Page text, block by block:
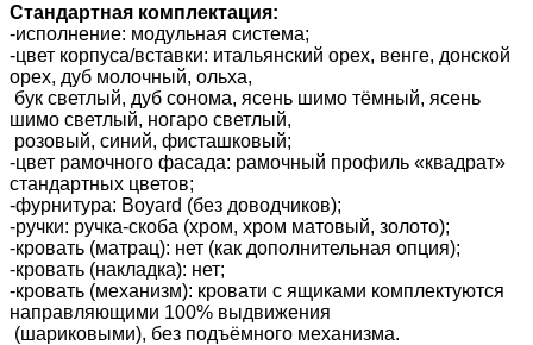
Стандартная комплектация:
-исполнение: модульная система;
-цвет корпуса/вставки: итальянский орех, венге, донской
орех, дуб молочный, ольха,
бук светлый, дуб сонома, ясень шимо тёмный, ясень
шимо светлый, ногаро светлый,
розовый, синий, фисташковый;
-цвет рамочного фасада: рамочный профиль «квадрат»
стандартных цветов;
-фурнитура: Boyard (без доводчиков);
-ручки: ручка-скоба (хром, хром матовый, золото);
-кровать (матрац): нет (как дополнительная опция);
-кровать (накладка): нет;
-кровать (механизм): кровати с ящиками комплектуются
направляющими 100% выдвижения
(шариковыми), без подъёмного механизма.